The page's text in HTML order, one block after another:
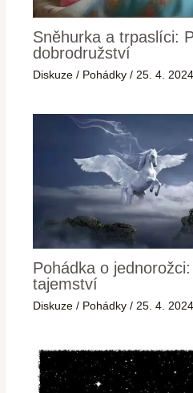
Sněhurka a trpaslíci:
dobrodružství
Diskuze / Pohádky / 25. 4. 2024
Pohádka o
tajemství
Diskuze / Pohádky / 25. 4. 2024